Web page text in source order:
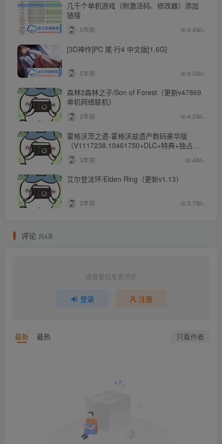
几千个单机游戏（附激活码、修改器）添加
链接
5年前 4.4W+
[3D神作]PC 尾·行4 中文版[1.6G]
5年前 4.3W+
森林2森林之子/Son of Forest（更新v47869
单机网络联机）
2年前 4.2W+
霍格沃茨之遗-霍格沃兹遗产数码豪华版
（V1117238.10461750+DLC+特典+独占内
容）
3年前 4W+
艾尔登法环/Elden Ring（更新v1.13）
2年前 3.7W+
评论 共4条
请登录后发表评论
登录 注册
最新 最热 只看作者